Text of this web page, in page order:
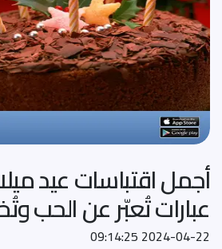
أجمل اقتباسات عيد
عبارات تُعبّر عن الحب
2024-04-22 09:14:25